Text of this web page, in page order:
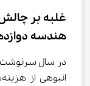
هندسه